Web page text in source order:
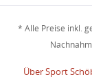
* Alle Preise inkl.
Über Sport